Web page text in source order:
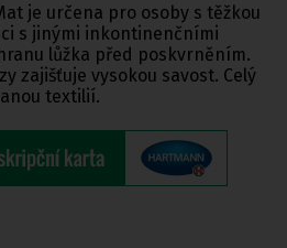
je určena pro osoby s těžkou
s jinými inkontinenčními
lůžka před poskvrněním.
zajišťuje vysokou savost. Celý
textilií.